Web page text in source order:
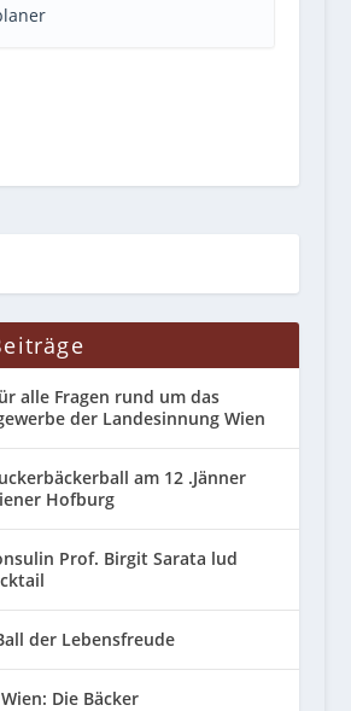
alle Fragen rund um das
der Landesinnung Wien
am 12 .Jänner
Hofburg
Prof. Birgit Sarata lud
der Lebensfreude
Die Bäcker